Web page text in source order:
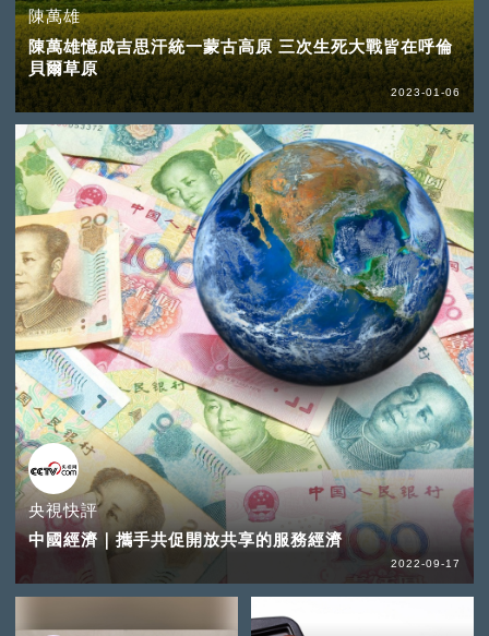
陳萬雄
陳萬雄憶成吉思汗統一蒙古高原 三次生死大戰皆在呼倫
貝爾草原
2023-01-06
央視快評
中國經濟｜攜手共促開放共享的服務經濟
2022-09-17